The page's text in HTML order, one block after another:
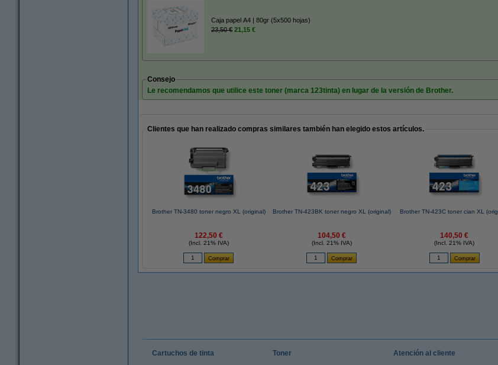
Caja papel A4 | 80gr (5x500 hojas)
23,50 € 21,15 €
Consejo
Le recomendamos que utilice este toner (marca 123tinta) en lugar de la versión de Brother.
Clientes que han realizado compras similares también han elegido estos artículos.
Brother TN-3480 toner negro XL (original)
122,50 €
(Incl. 21% IVA)
Brother TN-423BK toner negro XL (original)
104,50 €
(Incl. 21% IVA)
Brother TN-423C toner cian XL
140,50 €
(Incl. 21% IVA)
Cartuchos de tinta
Toner
Atención al cliente